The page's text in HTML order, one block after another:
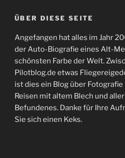
ÜBER DIESE SEITE
Angefangen hat alles im Jahr
der Auto-Biografie eines Alt-
schönsten Farbe der Welt.
Pilotblog.de etwas
ist dies ein Blog über
Reisen mit altem Blech und
Befundenes. Danke für Ihre
Sie sich einen Keks.